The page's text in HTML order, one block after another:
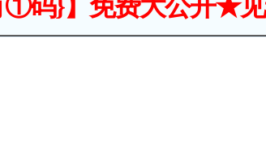
码}】免费大公开★